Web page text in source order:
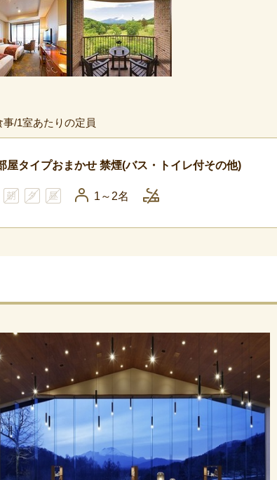
事/1室あたりの定員
屋タイプおまかせ 禁煙(バス・トイレ付その他)
1～2名